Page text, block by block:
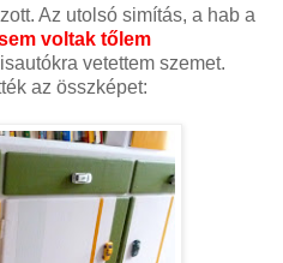
Az utolsó simítás, a hab a
voltak tőlem
vetettem szemet.
az összképet: